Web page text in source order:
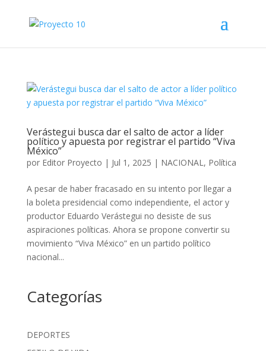
Verástegui busca dar el salto de actor a líder
político y apuesta por registrar el partido “Viva
México”
por Editor Proyecto | Jul 1, 2025 | NACIONAL, Política
A pesar de haber fracasado en su intento por llegar a
la boleta presidencial como independiente, el actor y
productor Eduardo Verástegui no desiste de sus
aspiraciones políticas. Ahora se propone convertir su
movimiento “Viva México” en un partido político
nacional...
Categorías
DEPORTES